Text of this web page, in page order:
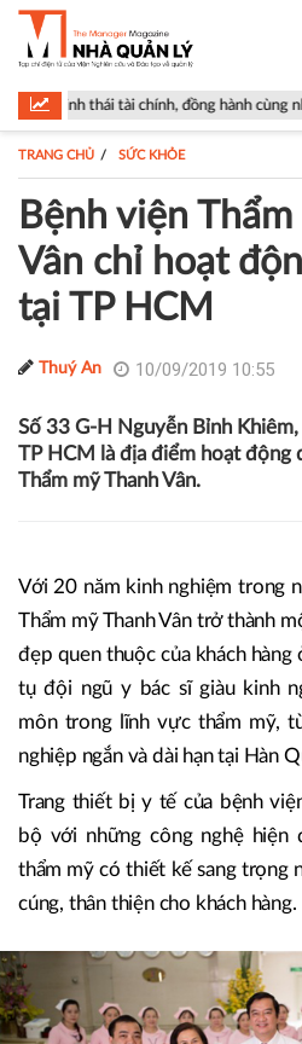
chính, đồng hành cùng nhịp phát triển số
TRANG CHỦ SỨC KHỎE
Bệnh viện
Vân chỉ hoạt
tại TP HCM
Thuý An 10/09/2019 10:55
Số 33 G-H Nguyễn Bỉnh
TP HCM là địa điểm hoạt động
Thẩm mỹ Thanh Vân.
Với 20 năm kinh nghiệm trong
Thẩm mỹ Thanh Vân trở thành
đẹp quen thuộc của khách
tụ đội ngũ y bác sĩ giàu kinh
môn trong lĩnh vực thẩm mỹ,
nghiệp ngắn và dài hạn tại Hàn
Trang thiết bị y tế của bệnh
bộ với những công nghệ hiện
thẩm mỹ có thiết kế sang trọng
cúng, thân thiện cho khách hàng.